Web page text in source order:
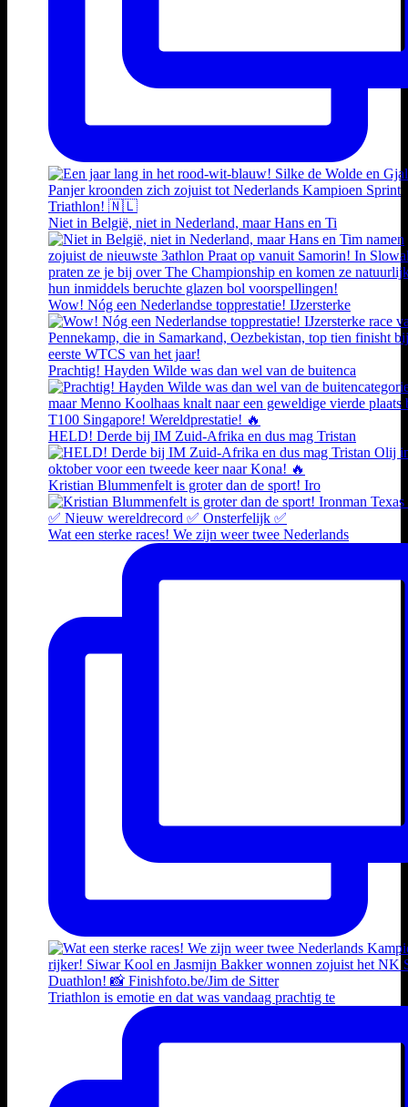
Niet in België, niet in Nederland, maar Hans en Ti
Wow! Nóg een Nederlandse topprestatie! IJzersterke
Prachtig! Hayden Wilde was dan wel van de buitenca
HELD! Derde bij IM Zuid-Afrika en dus mag Tristan
Kristian Blummenfelt is groter dan de sport! Iro
Wat een sterke races! We zijn weer twee Nederlands
Triathlon is emotie en dat was vandaag prachtig te